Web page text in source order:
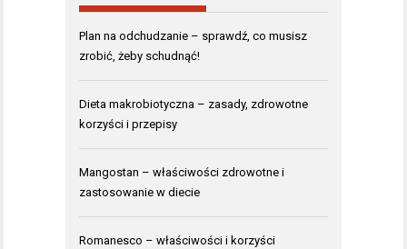
Plan na odchudzanie – sprawdź, co musisz
zrobić, żeby schudnąć!
Dieta makrobiotyczna – zasady, zdrowotne
korzyści i przepisy
Mangostan – właściwości zdrowotne i
zastosowanie w diecie
Romanesco – właściwości i korzyści